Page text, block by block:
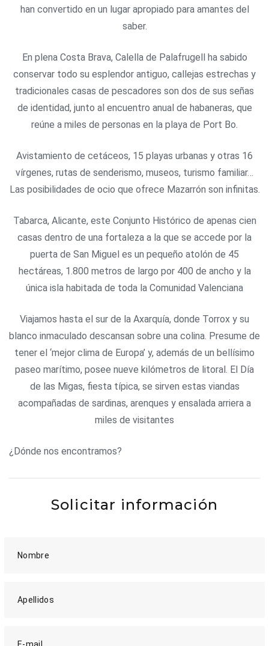
han convertido en un lugar apropiado para amantes del
saber.
En plena Costa Brava, Calella de Palafrugell ha sabido
conservar todo su esplendor antiguo, callejas estrechas y
tradicionales casas de pescadores son dos de sus señas
de identidad, junto al encuentro anual de habaneras, que
reúne a miles de personas en la playa de Port Bo.
Avistamiento de cetáceos, 15 playas urbanas y otras 16
vírgenes, rutas de senderismo, museos, turismo familiar…
Las posibilidades de ocio que ofrece Mazarrón son infinitas.
Tabarca, Alicante, este Conjunto Histórico de apenas cien
casas dentro de una fortaleza a la que se accede por la
puerta de San Miguel es un pequeño atolón de 45
hectáreas, 1.800 metros de largo por 400 de ancho y la
única isla habitada de toda la Comunidad Valenciana
Viajamos hasta el sur de la Axarquía, donde Torrox y su
blanco inmaculado descansan sobre una colina. Presume de
tener el ‘mejor clima de Europa’ y, además de un bellísimo
paseo marítimo, posee nueve kilómetros de litoral. El Día
de las Migas, fiesta típica, se sirven estas viandas
acompañadas de sardinas, arenques y ensalada arriera a
miles de visitantes
¿Dónde nos encontramos?
Solicitar información
Nombre
Apellidos
E-mail